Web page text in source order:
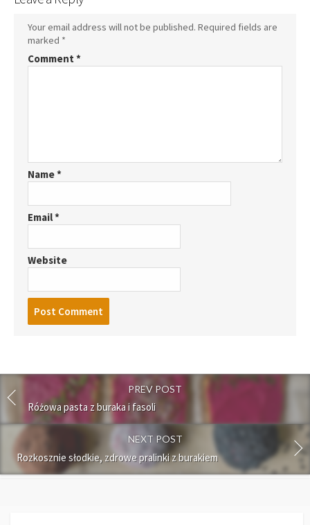
Your email address will not be published. Required fields are
marked *
Comment *
Name*
Email*
Website
PREV POST
Różowa pasta z buraka i fasoli
NEXT POST
Rozkosznie słodkie, zdrowe pralinki z burakiem